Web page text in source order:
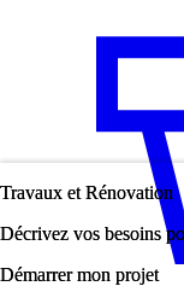
Travaux et Rénovation
Décrivez vos besoins
Démarrer mon projet
Travaux et Rénovation
Décrivez vos besoins
Démarrer mon projet